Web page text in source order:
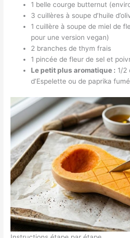
1 belle courge butternut
3 cuillères à soupe d’huile
1 cuillère à soupe de miel de
pour une version vegan)
2 branches de thym frais
1 pincée de fleur de sel et
Le petit plus aromatique : 1/2
d’Espelette ou de paprika